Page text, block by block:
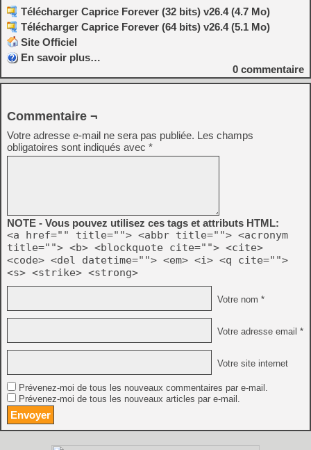
Télécharger Caprice Forever (32 bits) v26.4 (4.7 Mo)
Télécharger Caprice Forever (64 bits) v26.4 (5.1 Mo)
Site Officiel
En savoir plus…
0 commentaire
Commentaire ¬
Votre adresse e-mail ne sera pas publiée. Les champs
obligatoires sont indiqués avec *
NOTE - Vous pouvez utilisez ces tags et attributs HTML:
<a href="" title=""> <abbr title=""> <acronym
title=""> <b> <blockquote cite=""> <cite>
<code> <del datetime=""> <em> <i> <q cite="">
<s> <strike> <strong>
Votre nom *
Votre adresse email *
Votre site internet
Prévenez-moi de tous les nouveaux commentaires par e-mail.
Prévenez-moi de tous les nouveaux articles par e-mail.